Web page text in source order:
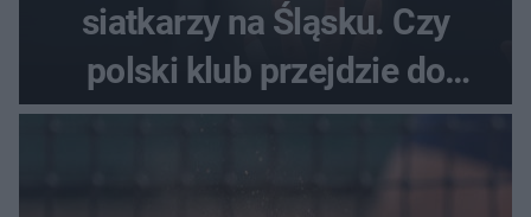
siatkarzy na Śląsku. Czy
polski klub przejdzie do
historii